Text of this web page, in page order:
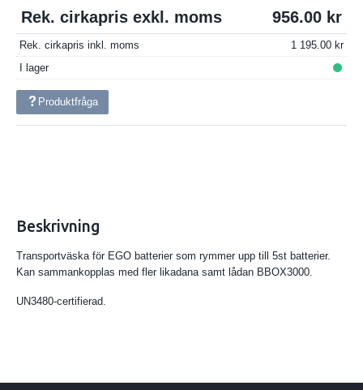
Rek. cirkapris exkl. moms 956.00
Rek. cirkapris inkl. moms
1 195.00
I lager
Produktfråga
Beskrivning
Transportväska för EGO batterier som rymmer upp till 5st batterier.
Kan sammankopplas med fler likadana samt lådan BBOX3000.
UN3480-certifierad.